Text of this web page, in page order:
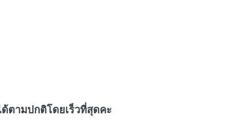
ตามปกติโดยเร็วที่สุดคะ